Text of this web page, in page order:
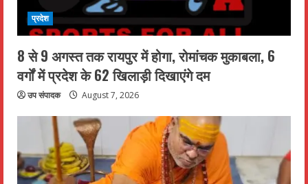
प्रदेश
8 से 9 अगस्त तक रायपुर में होगा, रोमांचक मुकाबला, 6
वर्गों में प्रदेश के 62 खिलाड़ी दिखाएंगे दम
उप संपादक August 7, 2026